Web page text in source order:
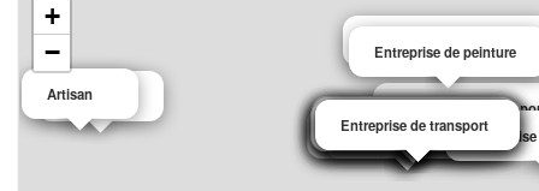
Entreprise de bâtiment
Entreprise de peinture
Entreprise de
Entreprise de peinture
Entreprise de transport
Restaurant
Artisan
Salon de coiffure
Entreprise de nettoyage
Entreprise de bâtiment
Entreprise de transport
Entreprise de transport
Entreprise de bâtiment
Entreprise de bâtiment
Entreprise de bâtiment
Entreprise de bâtiment
Entreprise de bâtiment
Entreprise de transport
+
−